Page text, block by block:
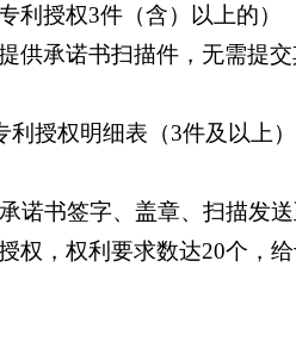
利授权3件（含）以上的）
供承诺书扫描件，无需提交
授权明细表（3件及以上）
诺书签字、盖章、扫描发
权，权利要求数达20个，给